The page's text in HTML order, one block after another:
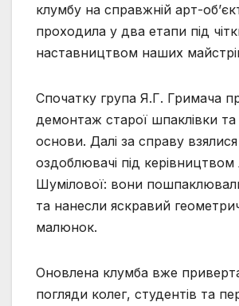
клумбу на справжній арт-
проходила у два етапи під
наставництвом наших
Спочатку група Я.Г. Гримача
демонтаж старої шпаклівки та
основи. Далі за справу
оздоблювачі під
Шумілової: вони
та нанесли яскравий
малюнок.
Оновлена клумба вже
погляди колег, студентів та